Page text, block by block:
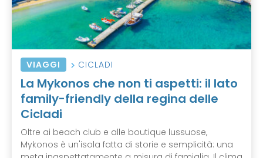
VIAGGI CICLADI
La Mykonos che non ti aspetti: il lato
family-friendly della regina delle
Cicladi
Oltre ai beach club e alle boutique lussuose,
Mykonos è un'isola fatta di storie e semplicità: una